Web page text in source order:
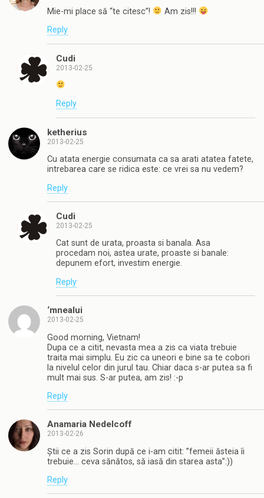
Mie-mi place să “te citesc”!
Am zis!!!
Reply
Cudi
2013-02-25
Reply
ketherius
2013-02-25
Cu atata energie consumata ca sa arati atatea fatete,
intrebarea care se ridica este: ce vrei sa nu vedem?
Reply
Cudi
2013-02-25
Cat sunt de urata, proasta si banala. Asa
procedam noi, astea urate, proaste si banale:
depunem efort, investim energie.
Reply
‘mnealui
2013-02-25
Good morning, Vietnam!
Dupa ce a citit, nevasta mea a zis ca viata trebuie
traita mai simplu. Eu zic ca uneori e bine sa te cobori
la nivelul celor din jurul tau. Chiar daca s-ar putea sa fi
mult mai sus. S-ar putea, am zis! :-p
Reply
Anamaria Nedelcoff
2013-02-26
Știi ce a zis Sorin după ce i-am citit: ”femeii ăsteia îi
trebuie… ceva sănătos, să iasă din starea asta”:))
Reply